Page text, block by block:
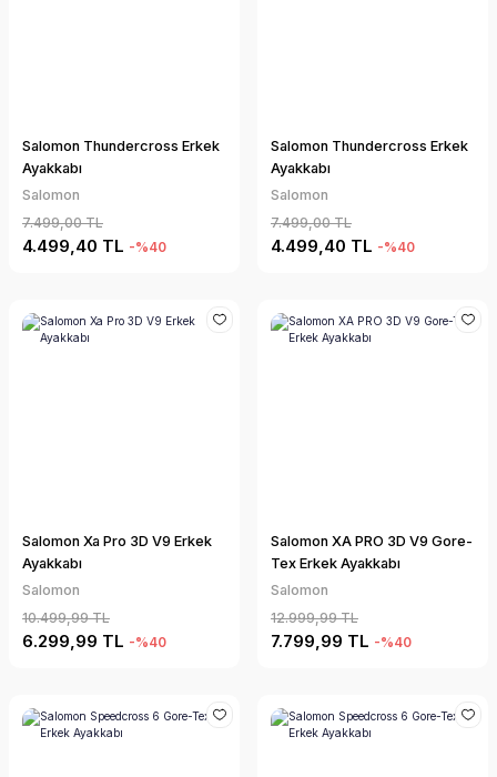
Salomon Thundercross Erkek
Ayakkabı
Salomon
7.499,00 TL
4.499,40 TL -%40
Salomon Thundercross Erkek
Ayakkabı
Salomon
7.499,00 TL
4.499,40 TL -%40
Salomon Xa Pro 3D V9 Erkek
Ayakkabı
Salomon
10.499,99 TL
6.299,99 TL -%40
Salomon XA PRO 3D V9 Gore-
Tex Erkek Ayakkabı
Salomon
12.999,99 TL
7.799,99 TL -%40